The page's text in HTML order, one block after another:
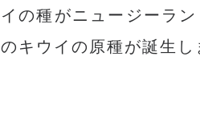
イの種がニュージーラ
のキウイの原種が誕生し